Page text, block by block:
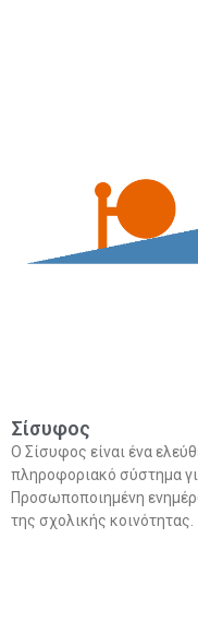
Σίσυφος
Ο Σίσυφος είναι ένα
πληροφοριακό σύστημα
Προσωποποιημένη
της σχολικής κοινότητας.